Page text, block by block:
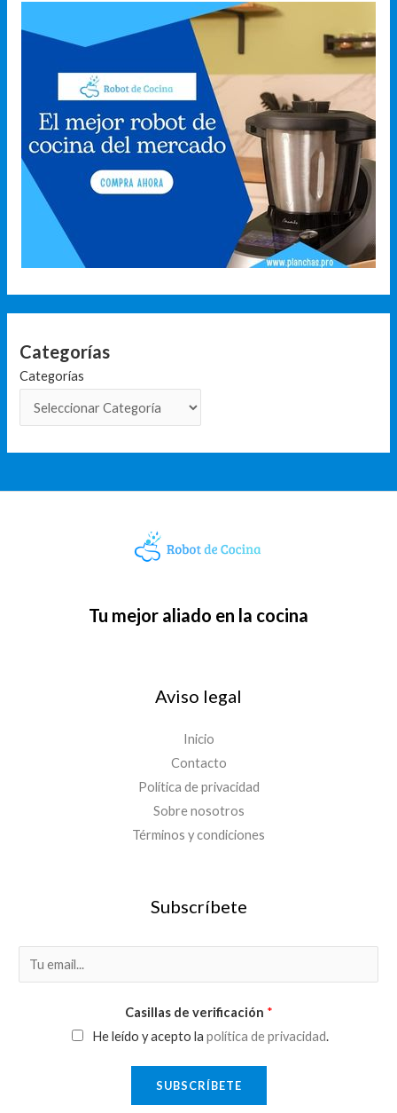
Categorías
Categorías
Tu mejor aliado en la cocina
Aviso legal
Inicio
Contacto
Política de privacidad
Sobre nosotros
Términos y condiciones
Subscríbete
m
Casillas de verificación *
He leído y acepto la política de privacidad.
SUBSCRÍBETE